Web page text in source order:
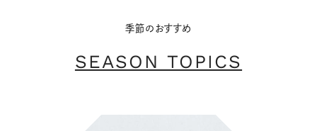
季節のおすすめ
SEASON TOPICS